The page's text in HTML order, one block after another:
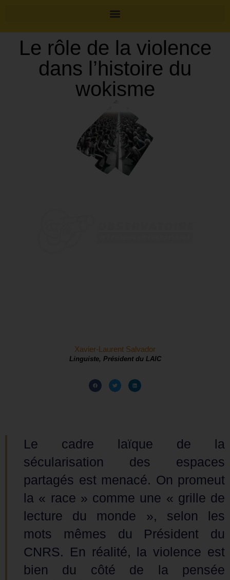
Le rôle de la violence
dans l’histoire du
wokisme
Xavier-Laurent Salvador
Linguiste, Président du LAIC
Le cadre laïque de la
sécularisation des espaces
partagés est menacé. On promeut
la « race » comme une « grille de
lecture du monde », selon les
mots mêmes du Président du
CNRS. En réalité, la violence est
bien du côté de la pensée